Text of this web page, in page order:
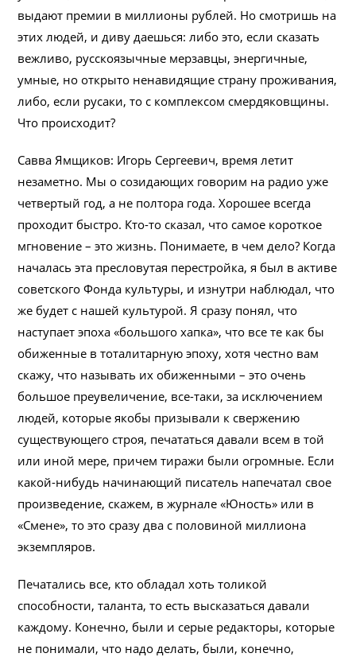
выдают премии в миллионы рублей. Но смотришь на
этих людей, и диву даешься: либо это, если сказать
вежливо, русскоязычные мерзавцы, энергичные,
умные, но открыто ненавидящие страну проживания,
либо, если русаки, то с комплексом смердяковщины.
Что происходит?
Савва Ямщиков: Игорь Сергеевич, время летит
незаметно. Мы о созидающих говорим на радио уже
четвертый год, а не полтора года. Хорошее всегда
проходит быстро. Кто-то сказал, что самое короткое
мгновение – это жизнь. Понимаете, в чем дело? Когда
началась эта пресловутая перестройка, я был в активе
советского Фонда культуры, и изнутри наблюдал, что
же будет с нашей культурой. Я сразу понял, что
наступает эпоха «большого хапка», что все те как бы
обиженные в тоталитарную эпоху, хотя честно вам
скажу, что называть их обиженными – это очень
большое преувеличение, все-таки, за исключением
людей, которые якобы призывали к свержению
существующего строя, печататься давали всем в той
или иной мере, причем тиражи были огромные. Если
какой-нибудь начинающий писатель напечатал свое
произведение, скажем, в журнале «Юность» или в
«Смене», то это сразу два с половиной миллиона
экземпляров.
Печатались все, кто обладал хоть толикой
способности, таланта, то есть высказаться давали
каждому. Конечно, были и серые редакторы, которые
не понимали, что надо делать, были, конечно,